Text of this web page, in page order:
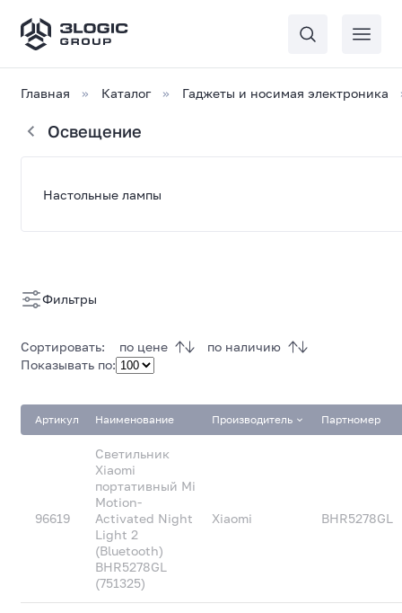
Главная Каталог Гаджеты и носимая электроника
Освещение
товаров
Настольные лампы
Сортировать: по цене
по наличию
Показывать по:
Фильтры
Артикул Наименование Производитель Партномер
96619
Светильник
Xiaomi
портативный Mi
Motion-
Activated Night
Light 2
(Bluetooth)
BHR5278GL
(751325)
Xiaomi BHR5278GL